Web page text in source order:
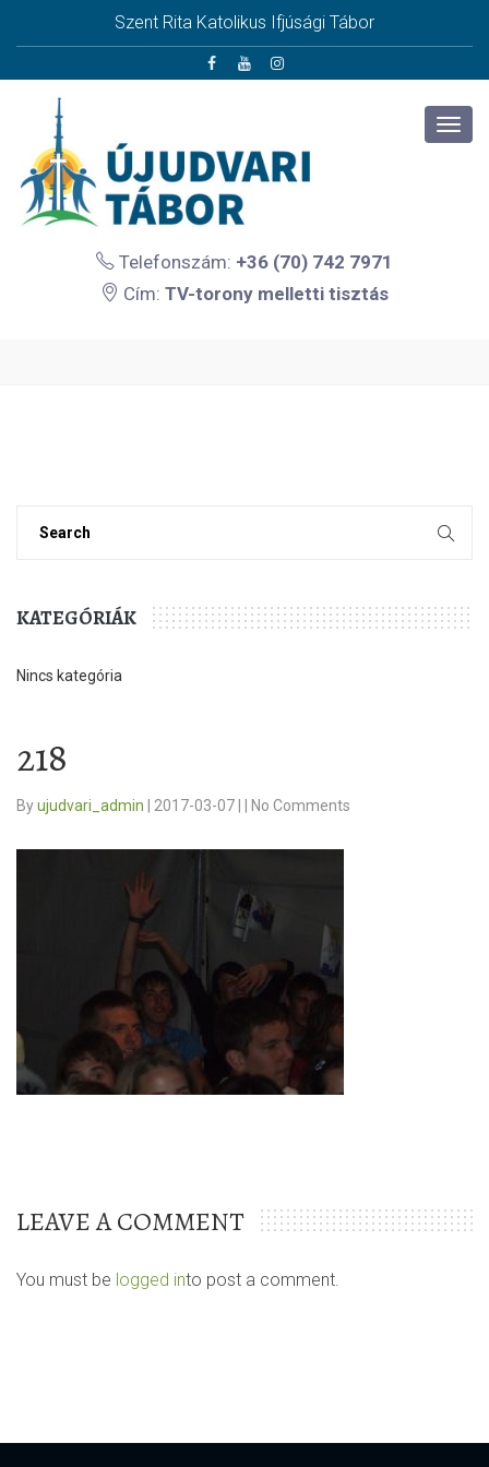
Szent Rita Katolikus Ifjúsági Tábor
Telefonszám: +36 (70) 742 7971
Cím: TV-torony melletti tisztás
KATEGÓRIÁK
Nincs kategória
218
Byujudvari_admin 2017-03-07 No Comments
LEAVE A COMMENT
You must be logged into post a comment.